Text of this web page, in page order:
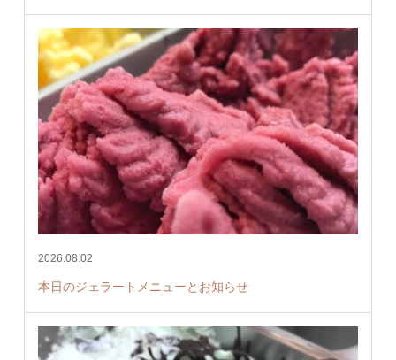
2026.08.02
本日のジェラートメニューとお知らせ